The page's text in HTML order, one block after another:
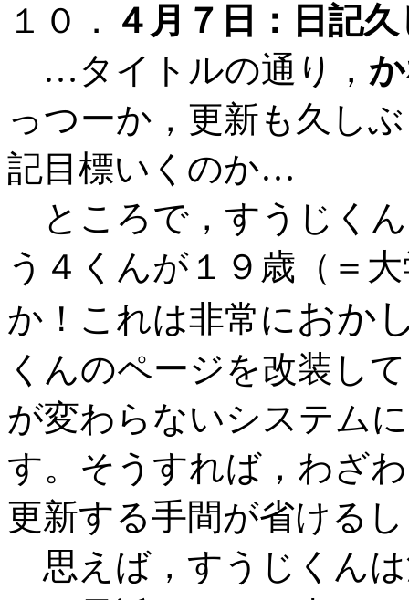
１０．
４月７日：日記
…タイトルの通り，
っつーか，更新も久し
記目標いくのか…
ところで，すうじく
う４くんが１９歳（＝
か！これは非常におか
くんのページを改装し
が変わらないシステム
す。そうすれば，わざ
更新する手間が省ける
思えば，すうじくん